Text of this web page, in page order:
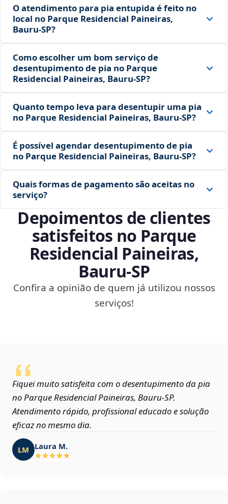
O atendimento para pia entupida é feito no
local no Parque Residencial Paineiras,
Bauru‑SP?
Como escolher um bom serviço de
desentupimento de pia no Parque
Residencial Paineiras, Bauru‑SP?
Quanto tempo leva para desentupir uma pia
no Parque Residencial Paineiras, Bauru‑SP?
É possível agendar desentupimento de pia
no Parque Residencial Paineiras, Bauru‑SP?
Quais formas de pagamento são aceitas no
serviço?
Depoimentos de clientes
satisfeitos no Parque
Residencial Paineiras,
Bauru‑SP
Confira a opinião de quem já utilizou nossos
serviços!
Fiquei muito satisfeita com o desentupimento da pia
no Parque Residencial Paineiras, Bauru‑SP.
Atendimento rápido, profissional educado e solução
eficaz no mesmo dia.
LM Laura M.